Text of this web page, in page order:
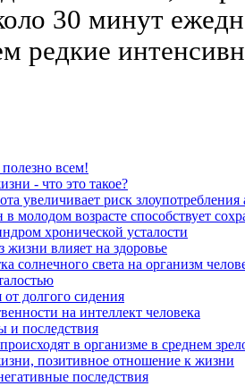
30 минут
редкие
всем!
- что это такое?
увеличивает риск злоупотребления
молодом возрасте способствует
хронической усталости
жизни влияет на здоровье
солнечного света на организм
от долгого сидения
на интеллект человека
и последствия
в организме в среднем
позитивное отношение к жизни
последствия